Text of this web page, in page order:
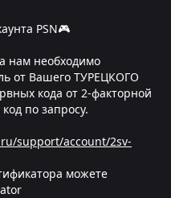
PSN🎮
нам необходимо
от Вашего ТУРЕЦКОГО
кода от 2-факторной
по запросу.
support/account/2sv-
можете